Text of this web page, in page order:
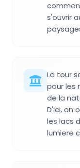
s'ouvrir
La tour
pour les
de la
D'ici, on
les lacs
lumiere